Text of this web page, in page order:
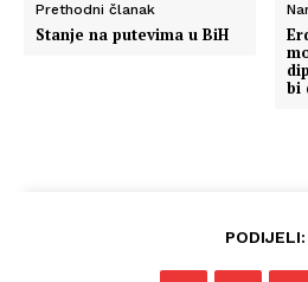
Prethodni članak
Stanje na putevima u BiH
bi
PODIJELI: